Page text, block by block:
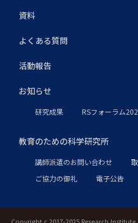
資料
よくある質問
活動報告
お知らせ
研究成果 RSフォーラム
教育のための科学研究所
講師派遣のお問い合わせ
ご協力の御礼
電子公告